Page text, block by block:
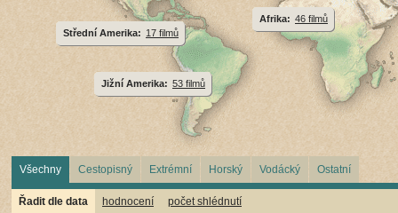
Afrika: 46 filmů
Jižní Amerika: 53 filmů
Střední Amerika: 17 filmů
Všechny Cestopisný Extrémní Horský Vodácký Ostatní
Řadit dle data hodnocení počet shlédnutí